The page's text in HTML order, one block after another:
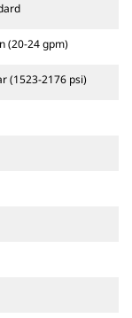
(20-24 gpm)
(1523-2176 psi)